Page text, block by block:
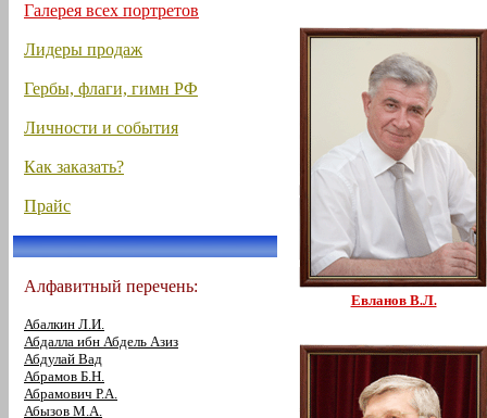
Галерея всех портретов
Лидеры продаж
Гербы, флаги, гимн РФ
Личности и события
Как заказать?
Прайс
Алфавитный перечень:
Абалкин Л.И.
Абдалла ибн Абдель Азиз
Абдулай Вад
Абрамов Б.Н.
Абрамович Р.А.
Абызов М.А.
Евланов В.Л.